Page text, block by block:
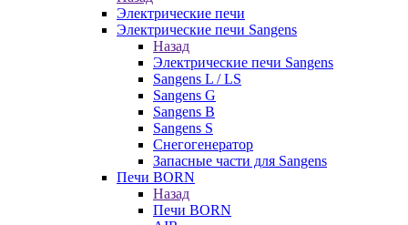
Электрические печи
Электрические печи Sangens
Назад
Электрические печи Sangens
Sangens L / LS
Sangens G
Sangens B
Sangens S
Снегогенератор
Запасные части для Sangens
Печи BORN
Назад
Печи BORN